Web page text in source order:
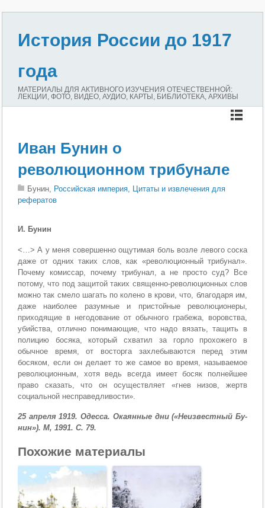
История России до 1917
года
МАТЕРИАЛЫ ДЛЯ АКТИВНОГО ИЗУЧЕНИЯ ОТЕЧЕСТВЕННОЙ:
ЛЕКЦИИ, ФОТО, ВИДЕО, АУДИО, КАРТЫ, БИБЛИОТЕКА, АРХИВЫ
Иван Бунин о
революционном трибунале
Бунин, Российская империя, Цитаты и извлечения для
рефератов
И. Бунин
<…> А у меня совершенно ощутимая боль возле левого соска
даже от одних таких слов, как «революционный трибунал».
Почему ко­миссар, почему трибунал, а не просто суд? Все
потому, что под за­щитой таких священно-революционных слов
можно так смело шагать по колено в крови, что, благодаря им,
даже наиболее ра­зумные и пристойные революционеры,
приходящие в негодова­ние от обычного грабежа, воровства,
убийства, отлично понимаю­щие, что надо вязать, тащить в
полицию босяка, который схватил за горло прохожего в
обычное время, от восторга захлебываются перед этим
босяком, если он делает то же самое во время, называ­емое
революционным, хотя ведь всегда имеет босяк полнейшее
право сказать, что он осуществляет «гнев низов, жертв
социаль­ной несправедливости».
25 апреля 1919. Одесса. Окаянные дни («Неизвестный Бу­
нин»). М, 1991. С. 79.
Похожие материалы